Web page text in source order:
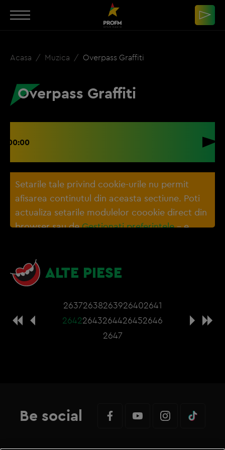
Acasa Muzica Overpass Graffiti
Overpass Graffiti
00:00
Setarile tale privind cookie-urile nu permit
afisarea continutul din aceasta sectiune. Poti
actualiza setarile modulelor coookie direct din
browser sau deGestionați preferințele– e
ALTE PIESE
26372638263926402641
26422643264426452646
2647
Be social